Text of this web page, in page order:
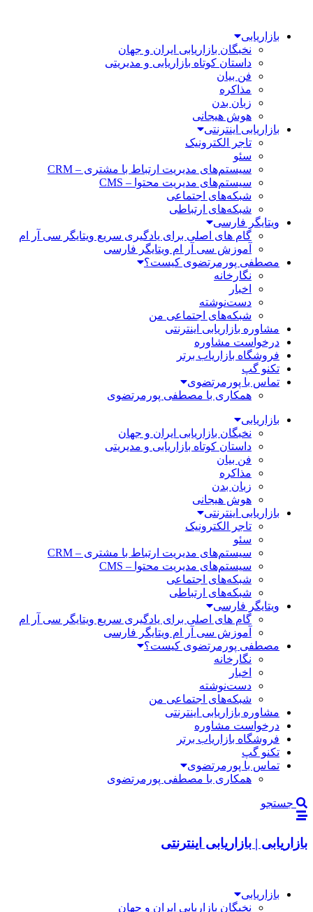
بازاریابی
نخبگان بازاریابی ایران و جهان
داستان کوتاه بازاریابی و مدیریتی
فن بیان
مذاکره
زبان بدن
هوش هیجانی
بازاریابی اینترنتی
تاجر الکترونیک
سئو
سیستم‌های مدیریت ارتباط با مشتری – CRM
سیستم‌های مدیریت محتوا – CMS
شبکه‌های اجتماعی
شبکه‌های ارتباطی
ویتایگر فارسی
گام های اصلی برای یادگیری سریع ویتایگر سی آر ام
آموزش سی آر ام ویتایگر فارسی
مصطفی پورمرتضوی کیست؟
نگارخانه
اخبار
دست‌نوشته
شبکه‌های اجتماعی من
مشاوره بازاریابی اینترنتی
درخواست مشاوره
فروشگاه بازاریاب برتر
تکنو گپ
تماس با پورمرتضوی
همکاری با مصطفی پورمرتضوی
بازاریابی
نخبگان بازاریابی ایران و جهان
داستان کوتاه بازاریابی و مدیریتی
فن بیان
مذاکره
زبان بدن
هوش هیجانی
بازاریابی اینترنتی
تاجر الکترونیک
سئو
سیستم‌های مدیریت ارتباط با مشتری – CRM
سیستم‌های مدیریت محتوا – CMS
شبکه‌های اجتماعی
شبکه‌های ارتباطی
ویتایگر فارسی
گام های اصلی برای یادگیری سریع ویتایگر سی آر ام
آموزش سی آر ام ویتایگر فارسی
مصطفی پورمرتضوی کیست؟
نگارخانه
اخبار
دست‌نوشته
شبکه‌های اجتماعی من
مشاوره بازاریابی اینترنتی
درخواست مشاوره
فروشگاه بازاریاب برتر
تکنو گپ
تماس با پورمرتضوی
همکاری با مصطفی پورمرتضوی
جستجو
بازاریابی | بازاریابی اینترنتی
بازاریابی
نخبگان بازاریابی ایران و جهان